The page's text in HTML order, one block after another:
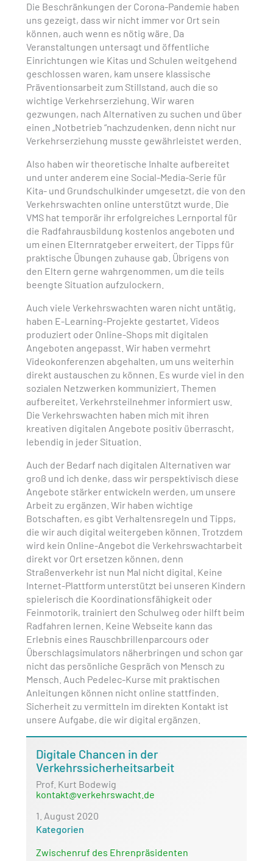
Die Beschränkungen der Corona-Pandemie haben
uns gezeigt, dass wir nicht immer vor Ort sein
können, auch wenn es nötig wäre. Da
Veranstaltungen untersagt und öffentliche
Einrichtungen wie Kitas und Schulen weitgehend
geschlossen waren, kam unsere klassische
Präventionsarbeit zum Stillstand, auch die so
wichtige Verkehrserziehung. Wir waren
gezwungen, nach Alternativen zu suchen und über
einen „Notbetrieb “nachzudenken, denn nicht nur
Verkehrserziehung musste gewährleistet werden.
Also haben wir theoretische Inhalte aufbereitet
und unter anderem eine Social-Media-Serie für
Kita- und Grundschulkinder umgesetzt, die von den
Verkehrswachten online unterstützt wurde. Die
VMS hat temporär ihr erfolgreiches Lernportal für
die Radfahrausbildung kostenlos angeboten und
um einen Elternratgeber erweitert, der Tipps für
praktische Übungen zuhause gab. Übrigens von
den Eltern gerne wahrgenommen, um die teils
beengte Situation aufzulockern.
Auch viele Verkehrswachten waren nicht untätig,
haben E-Learning-Projekte gestartet, Videos
produziert oder Online-Shops mit digitalen
Angeboten angepasst. Wir haben vermehrt
Videokonferenzen abgehalten, um uns weiterhin
direkt austauschen zu können. Es wurde viel in den
sozialen Netzwerken kommuniziert, Themen
aufbereitet, Verkehrsteilnehmer informiert usw.
Die Verkehrswachten haben mich mit ihren
kreativen digitalen Angebote positiv überrascht,
lebendig in jeder Situation.
Auch der Bedarf nach digitalen Alternativen war
groß und ich denke, dass wir perspektivisch diese
Angebote stärker entwickeln werden, um unsere
Arbeit zu ergänzen. Wir haben wichtige
Botschaften, es gibt Verhaltensregeln und Tipps,
die wir auch digital weitergeben können. Trotzdem
wird kein Online-Angebot die Verkehrswachtarbeit
direkt vor Ort ersetzen können, denn
Straßenverkehr ist nun Mal nicht digital. Keine
Internet-Plattform unterstützt bei unseren Kindern
spielerisch die Koordinationsfähigkeit oder
Feinmotorik, trainiert den Schulweg oder hilft beim
Radfahren lernen. Keine Webseite kann das
Erlebnis eines Rauschbrillenparcours oder
Überschlagsimulators näherbringen und schon gar
nicht das persönliche Gespräch von Mensch zu
Mensch. Auch Pedelec-Kurse mit praktischen
Anleitungen können nicht online stattfinden.
Sicherheit zu vermitteln im direkten Kontakt ist
unsere Aufgabe, die wir digital ergänzen.
Digitale Chancen in der
Verkehrssicherheitsarbeit
Prof. Kurt Bodewig
kontakt@verkehrswacht.de
1. August 2020
Kategorien
Zwischenruf des Ehrenpräsidenten